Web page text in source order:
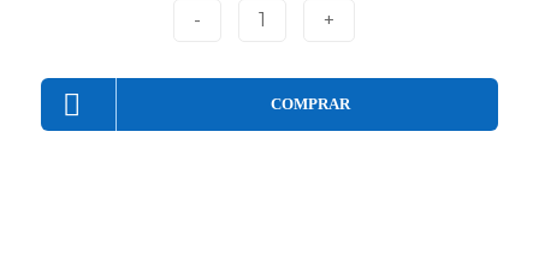
- 1 +
COMPRAR